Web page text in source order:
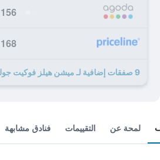
156 ﷼
168 ﷼
9 صفقات إضافية لـ ميشن هيلز فوكيت جولف ريزورت
لمحة عن التقييمات فنادق مشابهة